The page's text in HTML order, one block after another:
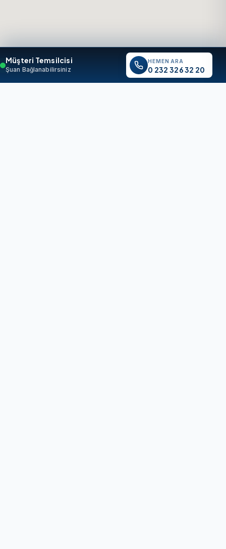
Müşteri Temsilcisi
Şuan Bağlanabilirsiniz
HEMEN ARA
0 232 326 32 20